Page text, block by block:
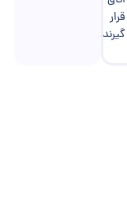
قرار
گیرند.